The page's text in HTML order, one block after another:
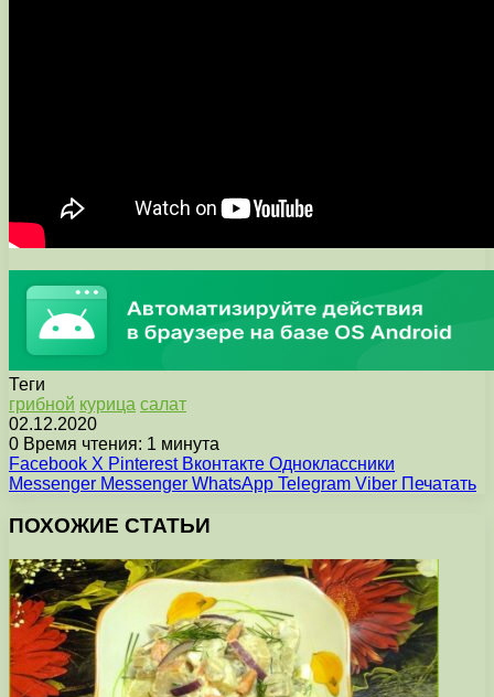
Теги
грибной курица салат
02.12.2020
0 Время чтения: 1 минута
Facebook X Pinterest Вконтакте Одноклассники
Messenger Messenger WhatsApp Telegram Viber Печатать
ПОХОЖИЕ СТАТЬИ